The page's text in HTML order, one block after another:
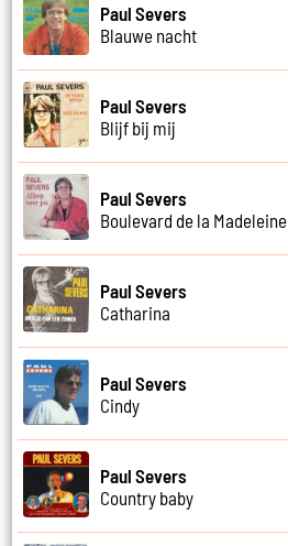
Paul Severs
Blauwe nacht
Paul Severs
Blijf bij mij
Paul Severs
Boulevard de la Madeleine
Paul Severs
Catharina
Paul Severs
Cindy
Paul Severs
Country baby